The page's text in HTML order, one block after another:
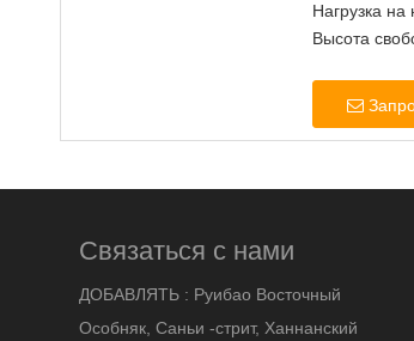
Нагрузка на
Высота
Связаться с нами
ДОБАВЛЯТЬ : Руибао Восточный
Особняк, Саньи -стрит, Ханнанский